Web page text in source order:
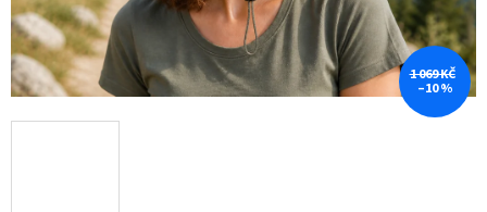
1 069 KČ
–10 %